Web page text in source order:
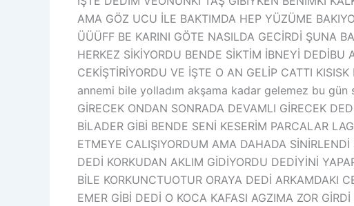
AMA GÖZ UCU İLE BAKTIMDA HEP YÜZÜME
ÜÜÜFF BE KARINI GÖTE NASILDA GECİRDİ ŞUNA
HERKEZ SİKİYORDU BENDE SİKTİM İBNEYİ
CEKİŞTİRİYORDU VE İŞTE O AN GELİP CATTI
annemi bile yolladım akşama kadar gelemez bu gün
GİRECEK ONDAN SONRADA DEVAMLI GİRECEK
BİLADER GİBİ BENDE SENİ KESERİM PARCALAR
ETMEYE CALIŞIYORDUM AMA DAHADA
DEDİ KORKUDAN AKLIM GİDİYORDU DEDİYİNİ
BİLE KORKUNCTUOTUR ORAYA DEDİ ARKAMDAKI
EMER GİBİ DEDİ O KOCA KAFASI AGZIMA ZOR